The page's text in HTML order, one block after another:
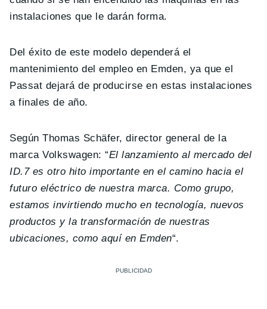
instalaciones que le darán forma.
Del éxito de este modelo dependerá el
mantenimiento del empleo en Emden, ya que el
Passat dejará de producirse en estas instalaciones
a finales de año.
Según Thomas Schäfer, director general de la
marca Volkswagen: “El lanzamiento al mercado del
ID.7 es otro hito importante en el camino hacia el
futuro eléctrico de nuestra marca. Como grupo,
estamos invirtiendo mucho en tecnología, nuevos
productos y la transformación de nuestras
ubicaciones, como aquí en Emden“.